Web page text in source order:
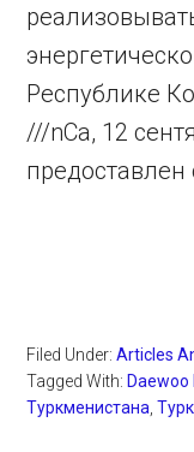
Республике
///nCa, 12
предоставлен
Filed Under:Articles
Tagged With: Daewoo
Туркменистана ,